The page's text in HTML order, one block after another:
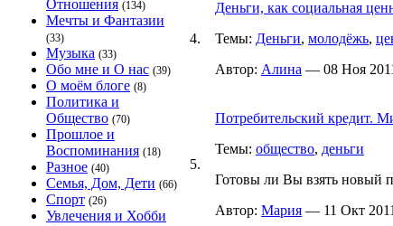
Отношения (134)
Мечты и Фантазии
(33)
Музыка (33)
Обо мне и О нас (39)
О моём блоге (8)
Политика и
Общество (70)
Прошлое и
Воспоминания (18)
Разное (40)
Семья, Дом, Дети (66)
Спорт (26)
Увлечения и Хобби
4.
Деньги, как социальная
Темы: Деньги, молодёжь,
Автор: Алина — 08 Ноя
5.
Потребительский кредит.
Темы: общество, деньги
Готовы ли Вы взять новый
Автор: Мария — 11 Окт